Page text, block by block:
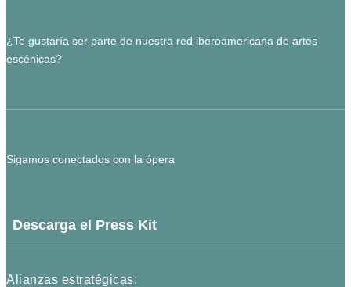
¿Te gustaría ser parte de nuestra red iberoamericana de artes
escénicas?
Sigamos conectados con la ópera
Descarga el Press Kit
Alianzas estratégicas: